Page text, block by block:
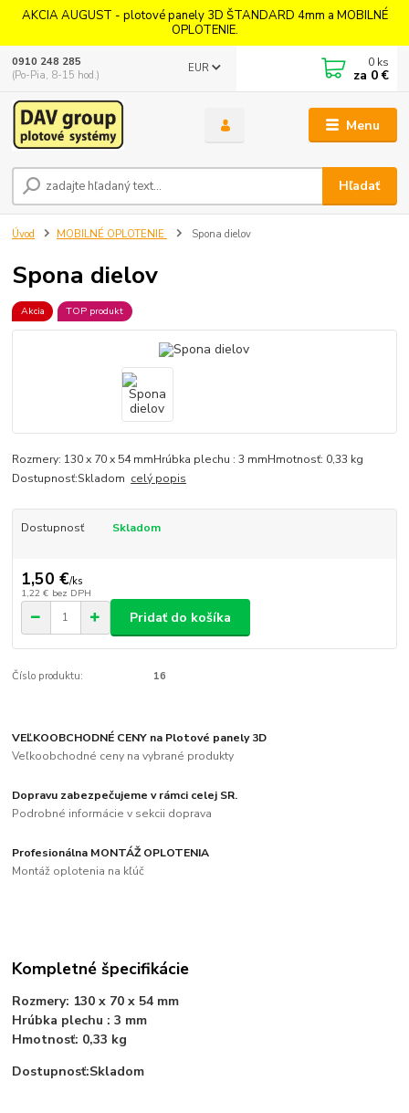
AKCIA AUGUST - plotové panely 3D ŠTANDARD 4mm a MOBILNÉ
OPLOTENIE.
Menu
EUR
Hľadať
0910 248 285
(Po-Pia, 8-15 hod.)
0 ks
za 0 €
Úvod MOBILNÉ OPLOTENIE Spona dielov
Spona dielov
Akcia TOP produkt
Rozmery: 130 x 70 x 54 mmHrúbka plechu : 3 mmHmotnosť: 0,33 kg
Dostupnosť:Skladom celý popis
Dostupnosť Skladom
1,50 €/ks
1,22 € bez DPH
Pridať do košíka
Číslo produktu: 16
VEĽKOOBCHODNÉ CENY na Plotové panely 3D
Veľkoobchodné ceny na vybrané produkty
Dopravu zabezpečujeme v rámci celej SR.
Podrobné informácie v sekcii doprava
Profesionálna MONTÁŽ OPLOTENIA
Montáž oplotenia na kľúč
Kompletné špecifikácie
Rozmery: 130 x 70 x 54 mm
Hrúbka plechu : 3 mm
Hmotnosť: 0,33 kg
Dostupnosť:Skladom